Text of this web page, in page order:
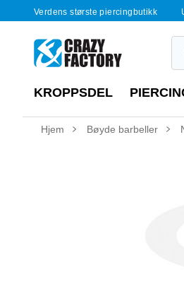
Verdens største piercingbutikk
KROPPSDEL
Hjem Bøyde barbeller